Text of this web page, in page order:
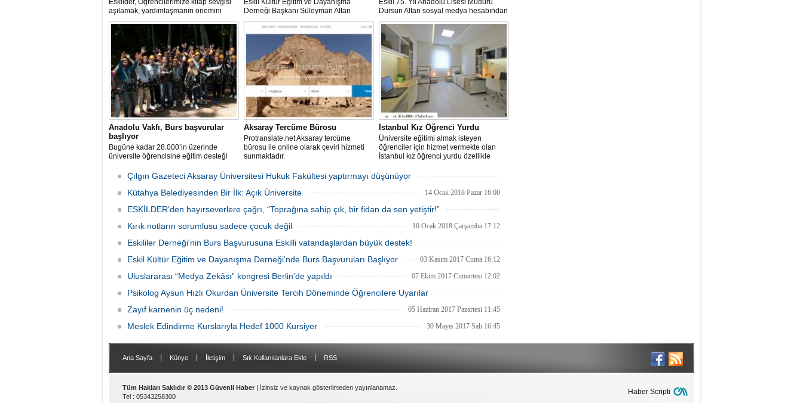
Eskilder, Öğrencilerimize kitap sevgisi
aşılamak, yardımlaşmanın önemini
kavratmak amacıyla düzenlediği “Bir
Çocuk Bir Umut” Projesi kapsamında
okullara kitap desteği sürüyor.
Eskil Kültür Eğitim ve Dayanışma
Derneği Başkanı Süleyman Altan
Sosyal Medya hesabından Eskil
Mesleki ve Teknik Anadolu Lisesine
yardım çağrısında bulundu.
Eskil 75. Yıl Anadolu Lisesi Müdürü
Dursun Altan sosyal medya hesabından
Eskil 75. Yıl Anadolu Lisesinde okuyan
maddi durumu yetersiz öğrencilerimiz
için kaynak kitap toplama kampanyası
başlattıklarını duyurmuştu.
Anadolu Vakfı, Burs başvurular
başlıyor
​​​​​​​Bugüne kadar 28.000’in üzerinde
üniversite öğrencisine eğitim desteği
Eğitim ve Öğretim Yılı Burs Programı
başlıyor.
Aksaray Tercüme Bürosu
Protranslate.net Aksaray tercüme
bürosu ile online olarak çeviri hizmeti
sunmaktadır.
İstanbul Kız Öğrenci Yurdu
Üniversite eğitimi almak isteyen
öğrenciler için hizmet vermekte olan
İstanbul kız öğrenci yurdu özellikle
ortamlarda konaklama imkanı
sağlamaktadır.
Çılgın Gazeteci Aksaray Üniversitesi Hukuk Fakültesi yaptırmayı düşünüyor
12 Nisan 2018 Perşembe 16:37
Kütahya Belediyesinden Bir İlk: Açık Üniversite 14 Ocak 2018 Pazar 16:00
ESKİLDER’den hayırseverlere çağrı, “Toprağına sahip çık, bir fidan da sen yetiştir!”
13 Ocak 2018 Cumartesi 19:15
Kırık notların sorumlusu sadece çocuk değil 10 Ocak 2018 Çarşamba 17:12
Eskililer Derneği'nin Burs Başvurusuna Eskilli vatandaşlardan büyük destek!
16 Kasım 2017 Perşembe 22:14
Eskil Kültür Eğitim ve Dayanışma Derneği’nde Burs Başvuruları Başlıyor 03 Kasım 2017 Cuma 16:12
Uluslararası “Medya Zekâsı” kongresi Berlin’de yapıldı 07 Ekim 2017 Cumartesi 12:02
Psikolog Aysun Hızlı Okurdan Üniversite Tercih Döneminde Öğrencilere Uyarılar
19 Temmuz 2017 Çarşamba 20:55
Zayıf karnenin üç nedeni! 05 Haziran 2017 Pazartesi 11:45
Meslek Edindirme Kurslarıyla Hedef 1000 Kursiyer 30 Mayıs 2017 Salı 16:45
Ana Sayfa Künye İletişim Sık Kullanılanlara Ekle RSS
Tüm Hakları Saklıdır © 2013 Güvenli Haber | İzinsiz ve kaynak gösterilmeden yayınlanamaz.
Tel : 05343258300
Haber Scripti